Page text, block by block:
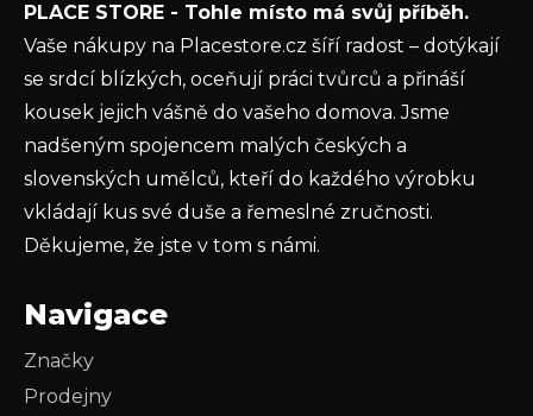
ý
i
s
u
ochrany osobních údajů
PŘIHLÁSIT SE
PLACE STORE - Tohle místo má svůj příběh.
Vaše nákupy na Placestore.cz šíří radost – dotýkají
se srdcí blízkých, oceňují práci tvůrců a přináší
kousek jejich vášně do vašeho domova. Jsme
nadšeným spojencem malých českých a
slovenských umělců, kteří do každého výrobku
vkládají kus své duše a řemeslné zručnosti.
Děkujeme, že jste v tom s námi.
Navigace
Značky
Prodejny